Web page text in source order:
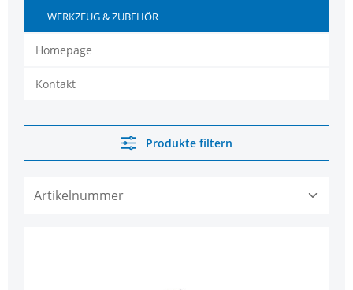
WERKZEUG & ZUBEHÖR
Homepage
Kontakt
Produkte filtern